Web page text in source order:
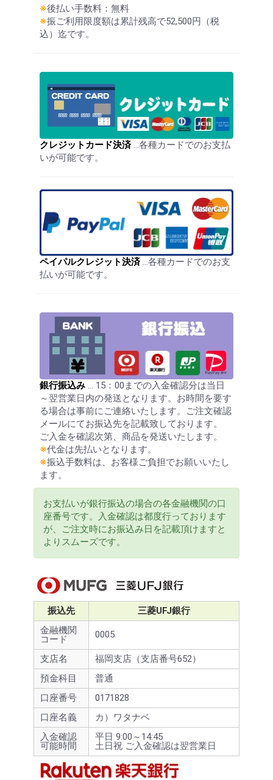
※後払い手数料：無料
※振ご利用限度額は累計残高で52,500円（税
込）迄です。
クレジットカード決済…各種カードでのお支払
いが可能です。
ペイパルクレジット決済…各種カードでのお支
払いが可能です。
銀行振込み … 15：00までの入金確認分は当日
～翌営業日内の発送となります。お時間を要す
る場合は事前にご連絡いたします。ご注文確認
メールにてお振込先を記載致しております。
ご入金を確認次第、商品を発送いたします。
※代金は先払いとなります。
※振込手数料は、お客様ご負担でお願いいたし
ます。
お支払いが銀行振込の場合の各金融機関の口
座番号です。入金確認は都度行っております
が、ご注文時にお振込み日を記載頂けますと
よりスムーズです。
振込先
三菱UFJ銀行
金融機関
コード
0005
支店名
福岡支店（支店番号652）
預金科目
普通
口座番号
0171828
口座名義
カ）ワタナベ
入金確認
可能時間
平日 9:00～14:45
土日祝 ご入金確認は翌営業日